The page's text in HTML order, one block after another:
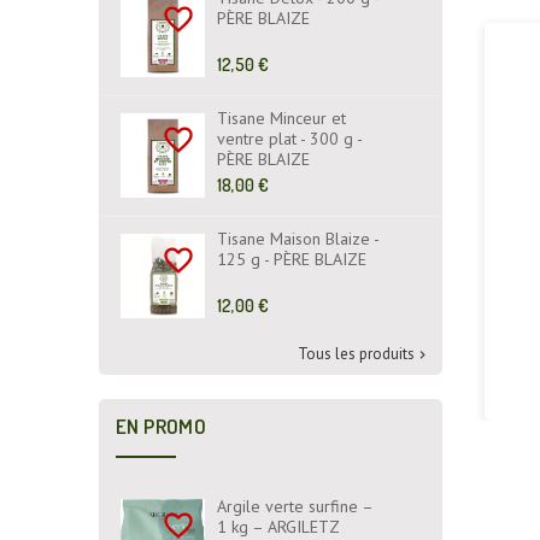
favorite_border
PÈRE BLAIZE
Prix
12,50 €
favorite_border
Tisane Minceur et
ventre plat - 300 g -
PÈRE BLAIZE
Prix
18,00 €
favorite_border
Tisane Maison Blaize -
125 g - PÈRE BLAIZE
Prix
12,00 €
Tous les produits 
EN PROMO
favorite_border
Argile verte surfine –
1 kg – ARGILETZ